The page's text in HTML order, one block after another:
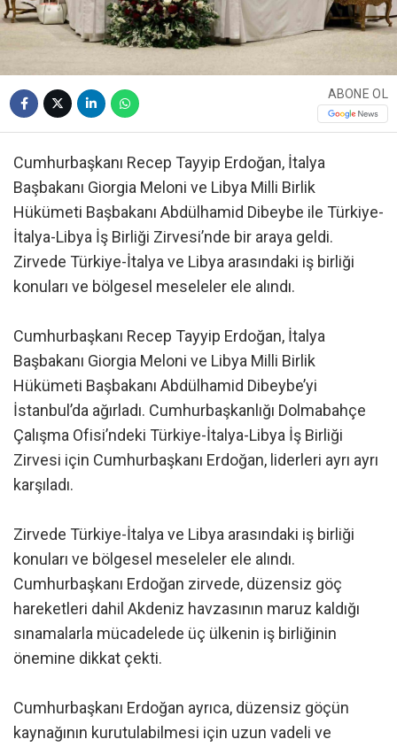
ABONE OL
Cumhurbaşkanı Recep Tayyip Erdoğan, İtalya
Başbakanı Giorgia Meloni ve Libya Milli Birlik
Hükümeti Başbakanı Abdülhamid Dibeybe ile Türkiye-
İtalya-Libya İş Birliği Zirvesi’nde bir araya geldi.
Zirvede Türkiye-İtalya ve Libya arasındaki iş birliği
konuları ve bölgesel meseleler ele alındı.
Cumhurbaşkanı Recep Tayyip Erdoğan, İtalya
Başbakanı Giorgia Meloni ve Libya Milli Birlik
Hükümeti Başbakanı Abdülhamid Dibeybe’yi
İstanbul’da ağırladı. Cumhurbaşkanlığı Dolmabahçe
Çalışma Ofisi’ndeki Türkiye-İtalya-Libya İş Birliği
Zirvesi için Cumhurbaşkanı Erdoğan, liderleri ayrı ayrı
karşıladı.
Zirvede Türkiye-İtalya ve Libya arasındaki iş birliği
konuları ve bölgesel meseleler ele alındı.
Cumhurbaşkanı Erdoğan zirvede, düzensiz göç
hareketleri dahil Akdeniz havzasının maruz kaldığı
sınamalarla mücadelede üç ülkenin iş birliğinin
önemine dikkat çekti.
Cumhurbaşkanı Erdoğan ayrıca, düzensiz göçün
kaynağının kurutulabilmesi için uzun vadeli ve